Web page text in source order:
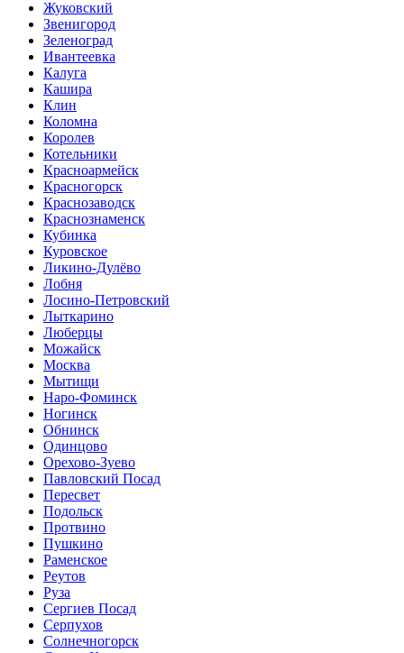
Жуковский
Звенигород
Зеленоград
Ивантеевка
Калуга
Кашира
Клин
Коломна
Королев
Котельники
Красноармейск
Красногорск
Краснозаводск
Краснознаменск
Кубинка
Куровское
Ликино-Дулёво
Лобня
Лосино-Петровский
Лыткарино
Люберцы
Можайск
Москва
Мытищи
Наро-Фоминск
Ногинск
Обнинск
Одинцово
Орехово-Зуево
Павловский Посад
Пересвет
Подольск
Протвино
Пушкино
Раменское
Реутов
Руза
Сергиев Посад
Серпухов
Солнечногорск